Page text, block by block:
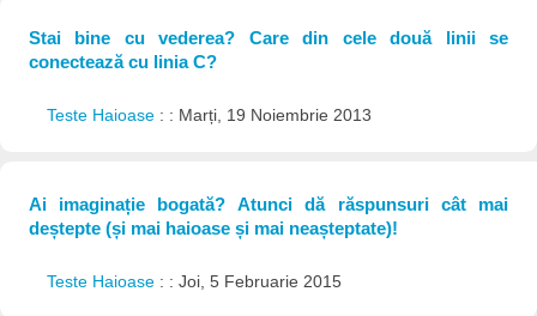
Stai bine cu vederea? Care din cele două linii se
conectează cu linia C?
Teste Haioase : : Marți, 19 Noiembrie 2013
Ai imaginație bogată? Atunci dă răspunsuri cât mai
deștepte (și mai haioase și mai neașteptate)!
Teste Haioase : : Joi, 5 Februarie 2015